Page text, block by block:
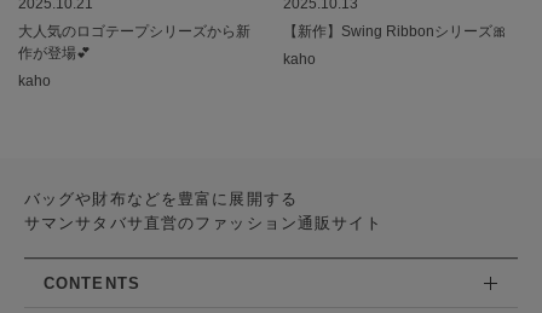
2025.10.21
大人気のロゴテープシリーズから新
作が登場💕
kaho
2025.10.13
【新作】Swing Ribbonシリーズ🎀
kaho
バッグや財布などを豊富に展開する
サマンサタバサ直営のファッション通販サイト
CONTENTS